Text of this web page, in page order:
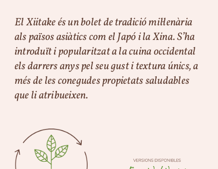
El Xiitake és un bolet de tradició mil·lenària
als països asiàtics com el Japó i la Xina. S’ha
introduït i popularitzat a la cuina occidental
els darrers anys pel seu gust i textura únics, a
més de les conegudes propietats saludables
que li atribueixen.